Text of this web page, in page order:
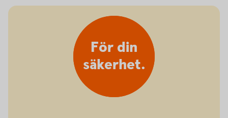
För din
säkerhet.